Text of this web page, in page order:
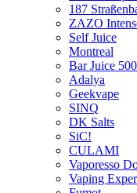
187
ZAZO
Self Juice
Montreal
Bar Juice
Adalya
Geekvape
SINQ
DK Salts
SiC!
CULAMI
Vaporesso
Vaping